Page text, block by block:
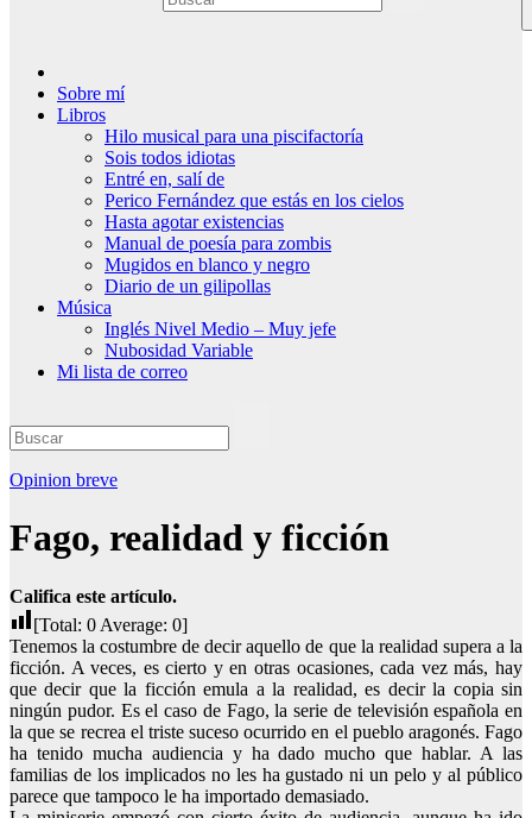
Sobre mí
Libros
Hilo musical para una piscifactoría
Sois todos idiotas
Entré en, salí de
Perico Fernández que estás en los cielos
Hasta agotar existencias
Manual de poesía para zombis
Mugidos en blanco y negro
Diario de un gilipollas
Música
Inglés Nivel Medio – Muy jefe
Nubosidad Variable
Mi lista de correo
Opinion breve
Fago, realidad y ficción
Califica este artículo.
[Total: 0 Average: 0]
Tenemos la costumbre de decir aquello de que la realidad supera a la
ficción. A veces, es cierto y en otras ocasiones, cada vez más, hay
que decir que la ficción emula a la realidad, es decir la copia sin
ningún pudor. Es el caso de Fago, la serie de televisión española en
la que se recrea el triste suceso ocurrido en el pueblo aragonés. Fago
ha tenido mucha audiencia y ha dado mucho que hablar. A las
familias de los implicados no les ha gustado ni un pelo y al público
parece que tampoco le ha importado demasiado.